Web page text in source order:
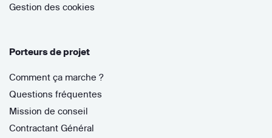
Gestion des cookies
Porteurs de projet
Comment ça marche ?
Questions fréquentes
Mission de conseil
Contractant Général